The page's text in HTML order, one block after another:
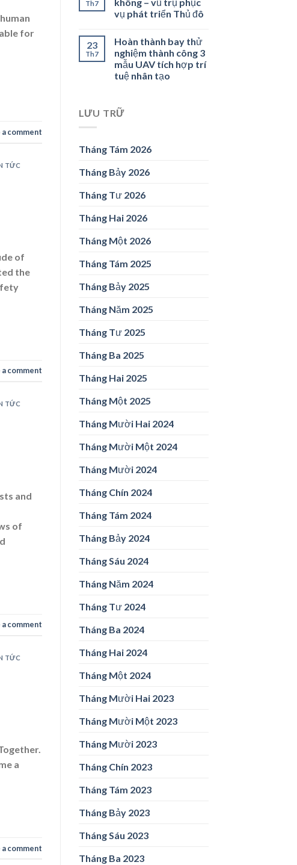
for
a comment
TỨC
of
the
a comment
TỨC
and
of
a comment
TỨC
a
a comment
Th7
vụ phát triển Thủ đô
23
Th7
Hoàn thành bay thử
nghiệm thành công 3
mẫu UAV tích hợp trí
tuệ nhân tạo
LƯU TRỮ
Tháng Tám 2026
Tháng Bảy 2026
Tháng Tư 2026
Tháng Hai 2026
Tháng Một 2026
Tháng Tám 2025
Tháng Bảy 2025
Tháng Năm 2025
Tháng Tư 2025
Tháng Ba 2025
Tháng Hai 2025
Tháng Một 2025
Tháng Mười Hai 2024
Tháng Mười Một 2024
Tháng Mười 2024
Tháng Chín 2024
Tháng Tám 2024
Tháng Bảy 2024
Tháng Sáu 2024
Tháng Năm 2024
Tháng Tư 2024
Tháng Ba 2024
Tháng Hai 2024
Tháng Một 2024
Tháng Mười Hai 2023
Tháng Mười Một 2023
Tháng Mười 2023
Tháng Chín 2023
Tháng Tám 2023
Tháng Bảy 2023
Tháng Sáu 2023
Tháng Ba 2023